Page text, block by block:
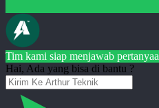
Tim kami siap menjawab
Hai, Ada yang bisa di bantu ?